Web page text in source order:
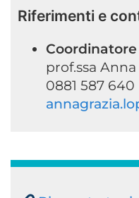
Riferimenti e
prof.ssa
0881 587 640